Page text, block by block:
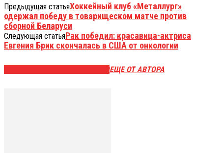
Предыдущая статьяХоккейный клуб «Металлург»
одержал победу в товарищеском матче против
сборной Беларуси
Следующая статьяРак победил: красавица-актриса
Евгения Брик скончалась в США от онкологии
ЕЩЕ ОТ АВТОРА